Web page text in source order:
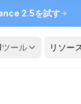
2.5を試す
ツール リソー